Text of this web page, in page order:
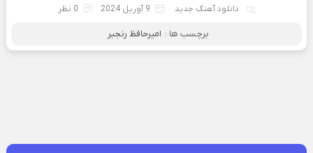
دانلود آهنگ جدید 9 آوریل 2024 0 نظر
برچسب ها : امیرحافظ رنجبر